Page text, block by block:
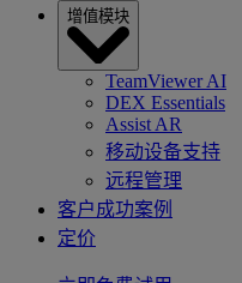
增值模块
TeamViewer AI
DEX Essentials
Assist AR
移动设备支持
远程管理
客户成功案例
定价